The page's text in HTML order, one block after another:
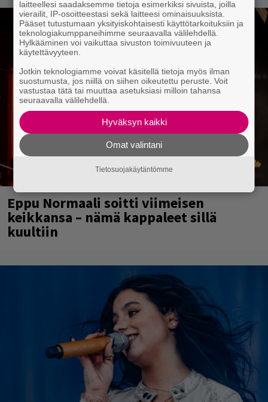
Eppu Normaali soitti viimeisen
keikkansa – nämä kappaleet sillä
kuultiin
laitteellesi saadaksemme tietoja esimerkiksi sivuista, joilla
vierailit, IP-osoitteestasi sekä laitteesi ominaisuuksista.
Pääset tutustumaan yksityiskohtaisesti käyttötarkoituksiin ja
teknologiakumppaneihimme seuraavalla välilehdellä.
Hylkääminen voi vaikuttaa sivuston toimivuuteen ja
käytettävyyteen.
Jotkin teknologiamme voivat käsitellä tietoja myös ilman
suostumusta, jos niillä on siihen oikeutettu peruste. Voit
vastustaa tätä tai muuttaa asetuksiasi milloin tahansa
seuraavalla välilehdellä.
Hyväksyn kaikki
Omat valintani
Tietosuojakäytäntömme